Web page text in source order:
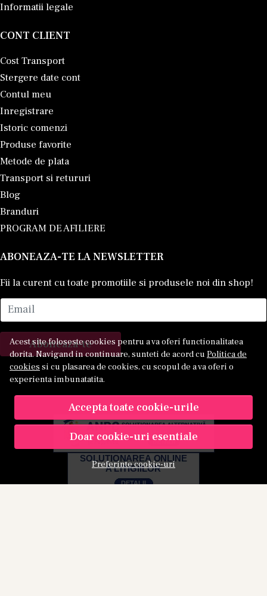
Acest site foloseste cookies pentru a va oferi functionalitatea
dorita. Navigand in continuare, sunteti de acord cu Politica de
cookies si cu plasarea de cookies, cu scopul de a va oferi o
experienta imbunatatita.
Accepta toate cookie-urile
Doar cookie-uri esentiale
Preferinte cookie-uri
Informatii legale
CONT CLIENT
Cost Transport
Stergere date cont
Contul meu
Inregistrare
Istoric comenzi
Produse favorite
Metode de plata
Transport si retururi
Blog
Branduri
PROGRAM DE AFILIERE
ABONEAZA-TE LA NEWSLETTER
Fii la curent cu toate promotiile si produsele noi din shop!
Email
Aboneaza-te